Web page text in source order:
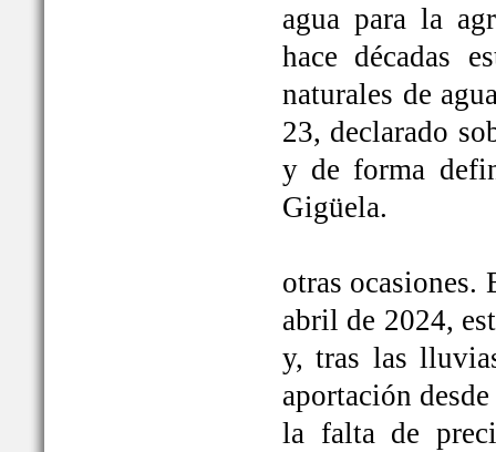
agua para la
hace décadas
naturales de
23, declarado
y de forma
Gigüela.
otras ocasiones.
abril de 2024,
y, tras las
aportación
la falta de